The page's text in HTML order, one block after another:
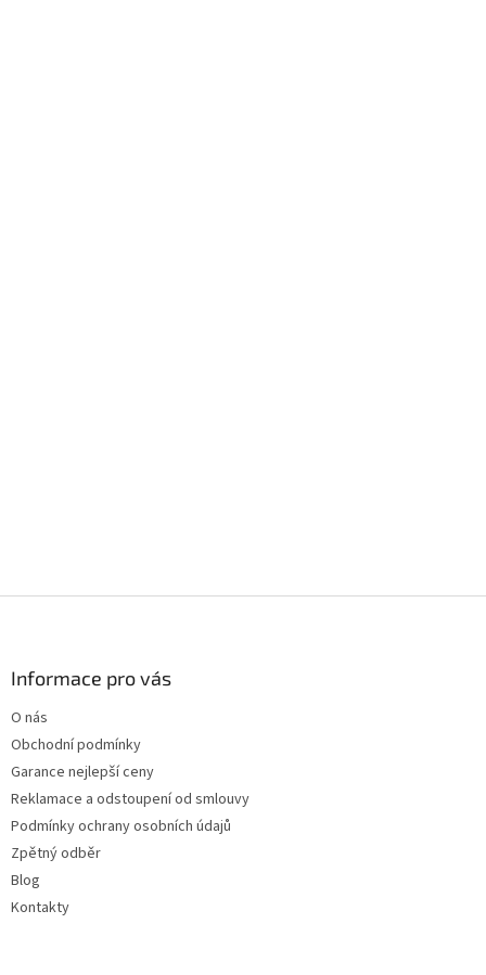
Informace pro vás
O nás
Obchodní podmínky
Garance nejlepší ceny
Reklamace a odstoupení od smlouvy
Podmínky ochrany osobních údajů
Zpětný odběr
Blog
Kontakty